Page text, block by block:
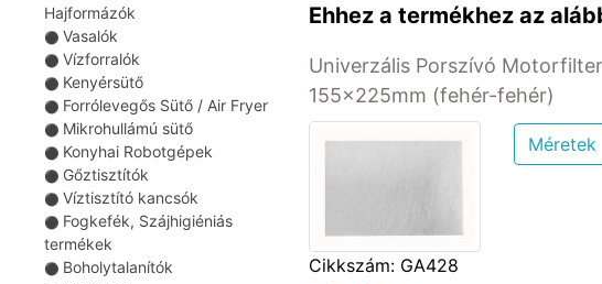
Hajformázók
⚫ Vasalók
⚫ Vízforralók
⚫ Kenyérsütő
⚫ Forrólevegős Sütő / Air Fryer
⚫ Mikrohullámú sütő
⚫ Konyhai Robotgépek
⚫ Gőztisztítók
⚫ Víztisztító kancsók
⚫ Fogkefék, Szájhigiéniás
termékek
⚫ Boholytalanítók
Ehhez a termékhez az
Univerzális Porszívó Motorfilter
155x225mm (fehér-fehér)
Cikkszám: GA428
Méretek